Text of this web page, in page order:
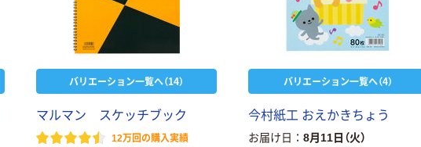
バリエーション一覧へ（14）
マルマン スケッチブック
12万回の購入実績
バリエーション一覧へ（4）
今村紙工 おえかきちょう
お届け日 8月11日（火）